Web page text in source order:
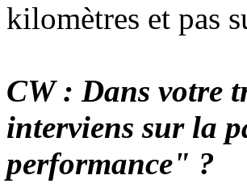
kilomètres et pas
CW : Dans votre
interviens sur la
performance" ?